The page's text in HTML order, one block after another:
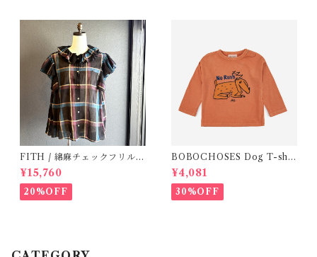
FITH / 綿麻チェックフリルブ
ラウス(Black) / Size 2
¥15,760
20%OFF
BOBOCHOSES Dog T-shir
ts ( 12-18m)
¥4,081
30%OFF